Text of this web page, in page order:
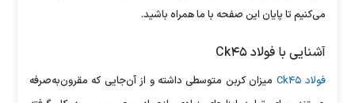
می‌کنیم تا پایان این صفحه با ما همراه باشید.
آشنایی با فولاد Ck۴۵
فولاد Ck۴۵
میزان کربن متوسطی داشته و از آن‌جایی که مقرون‌به‌صرفه